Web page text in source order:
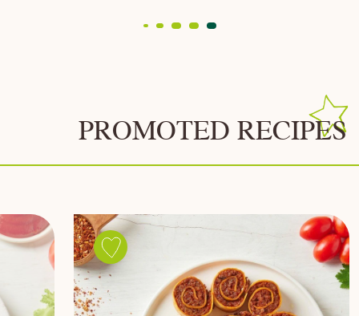
PROMOTED RECIPES
Save
recipe
עראייס
טורטייה